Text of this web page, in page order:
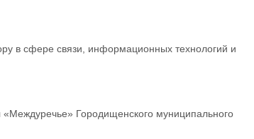
в сфере связи, информационных технологий и
Городищенского муниципального